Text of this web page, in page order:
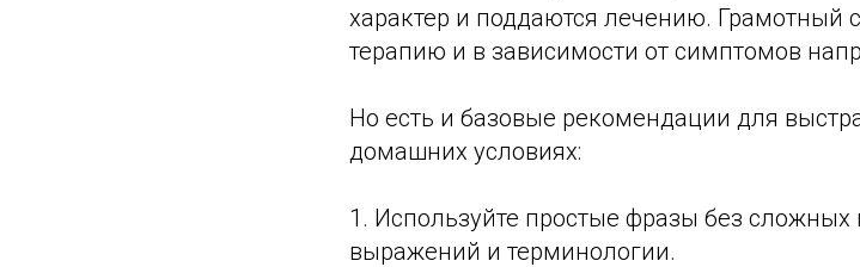
характер и поддаются лечению. Грамотный
терапию и в зависимости от симптомов
Но есть и базовые рекомендации для
домашних условиях:
1. Используйте простые фразы без
выражений и терминологии.